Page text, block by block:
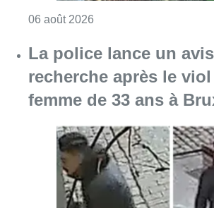
06 août 2026
La police lance un
recherche après le viol
femme de 33 ans à